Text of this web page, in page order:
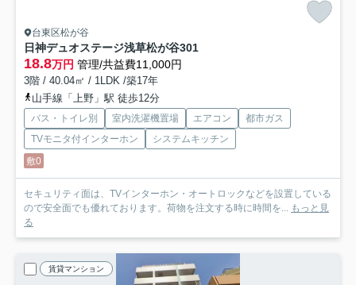
台東区松が谷
日神デュオステージ浅草松が谷301
18.8万円 管理/共益費11,000円
3階 / 40.04㎡ / 1LDK /築17年
山手線「上野」駅 徒歩12分
バス・トイレ別 室内洗濯機置場 エアコン
都市ガス
TVモニタ付インターホン
システムキッチン
敷0
セキュリティ面は、TVインターホン・オートロックなどを設置している
ので安全面でも優れております。荷物を注文する時に時間を...
もっと見
る
賃貸マンション